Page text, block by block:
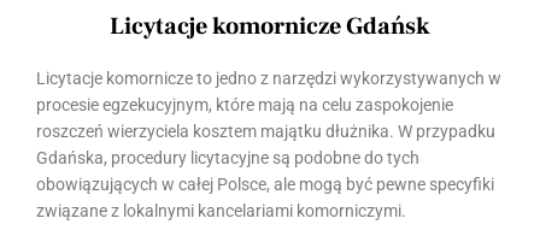
Licytacje komornicze Gdańsk
Licytacje komornicze to jedno z narzędzi wykorzystywanych w
procesie egzekucyjnym, które mają na celu zaspokojenie
roszczeń wierzyciela kosztem majątku dłużnika. W przypadku
Gdańska, procedury licytacyjne są podobne do tych
obowiązujących w całej Polsce, ale mogą być pewne specyfiki
związane z lokalnymi kancelariami komorniczymi.